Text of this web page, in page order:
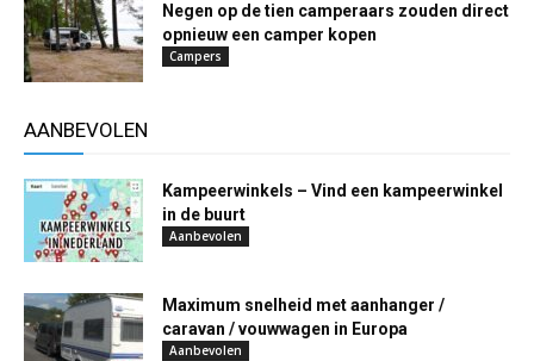
Negen op de tien camperaars zouden direct
opnieuw een camper kopen
Campers
AANBEVOLEN
Kampeerwinkels – Vind een kampeerwinkel
in de buurt
Aanbevolen
Maximum snelheid met aanhanger /
caravan / vouwwagen in Europa
Aanbevolen